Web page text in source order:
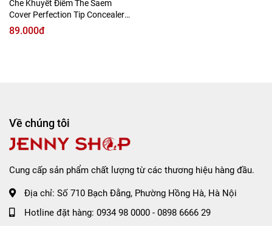
Che Khuyết Điểm The Saem
Cover Perfection Tip Concealer
SPF28 PA++
89.000đ
Về chúng tôi
Cung cấp sản phẩm chất lượng từ các thương hiệu hàng đầu.
Địa chỉ: Số 710 Bạch Đằng, Phường Hồng Hà, Hà Nội
Hotline đặt hàng: 0934 98 0000 - 0898 6666 29